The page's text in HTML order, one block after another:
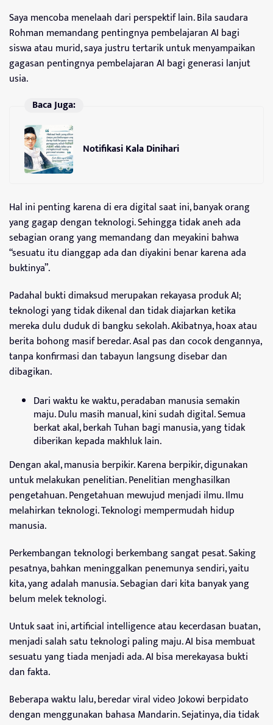
Saya mencoba menelaah dari perspektif lain. Bila saudara
Rohman memandang pentingnya pembelajaran AI bagi
siswa atau murid, saya justru tertarik untuk menyampaikan
gagasan pentingnya pembelajaran AI bagi generasi lanjut
usia.
Baca Juga:
Notifikasi Kala Dinihari
Hal ini penting karena di era digital saat ini, banyak orang
yang gagap dengan teknologi. Sehingga tidak aneh ada
sebagian orang yang memandang dan meyakini bahwa
“sesuatu itu dianggap ada dan diyakini benar karena ada
buktinya”.
Padahal bukti dimaksud merupakan rekayasa produk AI;
teknologi yang tidak dikenal dan tidak diajarkan ketika
mereka dulu duduk di bangku sekolah. Akibatnya, hoax atau
berita bohong masif beredar. Asal pas dan cocok dengannya,
tanpa konfirmasi dan tabayun langsung disebar dan
dibagikan.
Dari waktu ke waktu, peradaban manusia semakin
maju. Dulu masih manual, kini sudah digital. Semua
berkat akal, berkah Tuhan bagi manusia, yang tidak
diberikan kepada makhluk lain.
Dengan akal, manusia berpikir. Karena berpikir, digunakan
untuk melakukan penelitian. Penelitian menghasilkan
pengetahuan. Pengetahuan mewujud menjadi ilmu. Ilmu
melahirkan teknologi. Teknologi mempermudah hidup
manusia.
Perkembangan teknologi berkembang sangat pesat. Saking
pesatnya, bahkan meninggalkan penemunya sendiri, yaitu
kita, yang adalah manusia. Sebagian dari kita banyak yang
belum melek teknologi.
Untuk saat ini, artificial intelligence atau kecerdasan buatan,
menjadi salah satu teknologi paling maju. AI bisa membuat
sesuatu yang tiada menjadi ada. AI bisa merekayasa bukti
dan fakta.
Beberapa waktu lalu, beredar viral video Jokowi berpidato
dengan menggunakan bahasa Mandarin. Sejatinya, dia tidak